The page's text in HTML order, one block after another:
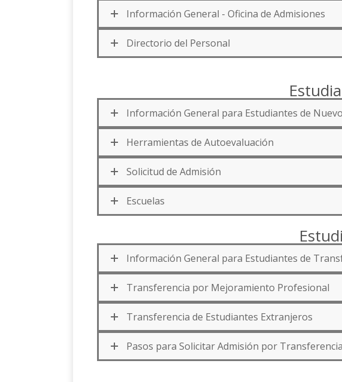
Información General - Oficina de Admisiones
Directorio del Personal
Información General para Estudiantes de
Herramientas de Autoevaluación
Solicitud de Admisión
Escuelas
Información General para Estudiantes de
Transferencia por Mejoramiento Profesional
Transferencia de Estudiantes Extranjeros
Pasos para Solicitar Admisión por Transferencia